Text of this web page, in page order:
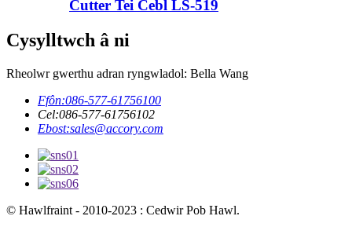
Cutter Tei Cebl LS-519
Cysylltwch â ni
Rheolwr gwerthu adran ryngwladol: Bella Wang
Ffôn:086-577-61756100
Cel:086-577-61756102
Ebost:sales@accory.com
© Hawlfraint - 2010-2023 : Cedwir Pob Hawl.